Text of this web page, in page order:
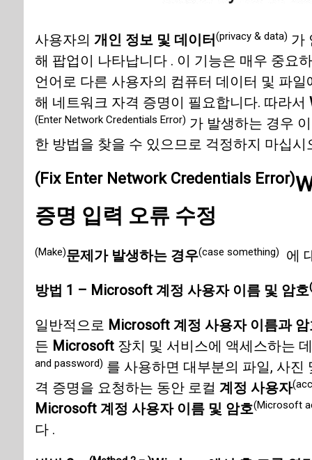
사용자의 개인 정보 및 데이터(privacy & data) 가
해 팝업이 나타납니다 . 이 기능은 매우 중요
언어로 다른 사용자의 컴퓨터 데이터 및 파
해 네트워크 자격 증명이 필요합니다. 따라서
(Enter Network Credentials Error) 가 발생하는 경우
한 방법을 찾을 수 있으므로 걱정하지 마십시
(Fix Enter Network Credentials Error)
증명 입력 오류 수정
(Make)문제가 발생하는 경우(case something) 에
방법 1 – Microsoft 계정 사용자 이름 및 암호
일반적으로 Microsoft 계정 사용자 이름과 암
든 Microsoft장치 및 서비스에 액세스하는
and password) 를 사용하면 대부분의 파일, 사
격 증명을 요청하는 동안 로컬 계정 사용자
Microsoft 계정 사용자 이름 및 암호(Microsoft
다 .